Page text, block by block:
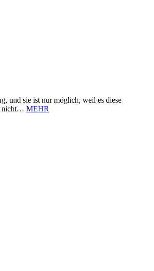
und sie ist nur möglich, weil es diese
nicht… MEHR